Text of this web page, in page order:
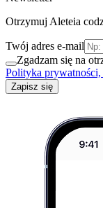
Otrzymuj Aleteia
Twój adres e-mail
Zgadzam się na
Polityka
Zapisz się